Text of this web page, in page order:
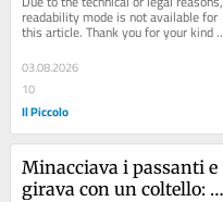
proposta di
Legambiente Gorizia
readability mode is not available for
this article. Thank you for your kind
03.08.2026
10
Il Piccolo
Minacciava i passanti e
girava con un coltello: